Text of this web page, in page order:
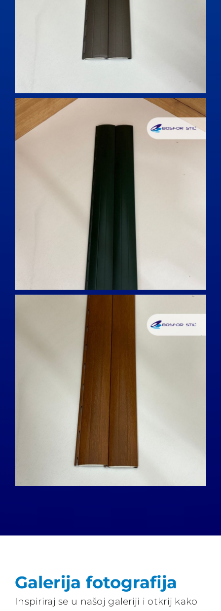
Galerija fotografija
Inspiriraj se u našoj galeriji i otkrij kako